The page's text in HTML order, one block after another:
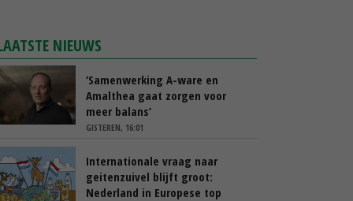
NIEUWS
‘Samenwerking A-ware en
Amalthea gaat zorgen voor
meer balans’
GISTEREN, 16:01
Internationale vraag naar
geitenzuivel blijft groot:
Nederland in Europese top